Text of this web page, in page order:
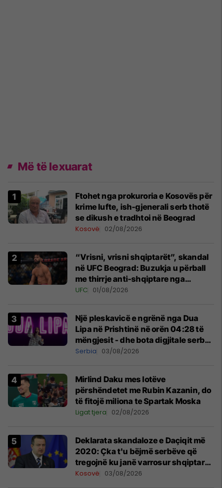
Më të lexuarat
Ftohet nga prokuroria e Kosovës për
krime lufte, ish-gjenerali serb thotë
se dikush e tradhtoi në Beograd
Kosovë 02/08/2026
“Vrisni, vrisni shqiptarët”, skandal
në UFC Beograd: Buzukja u përball
me thirrje anti-shqiptare nga
tribunat
UFC 01/08/2026
Një pleskavicë e ngrënë nga Dua
Lipa në Prishtinë në orën 04:28 të
mëngjesit - dhe bota digjitale serbe
shpall gjendjen e luftës
Serbia 03/08/2026
Mirlind Daku mes lotëve
përshëndetet me Rubin Kazanin, do
të fitojë miliona te Spartak Moska
Ligat tjera 02/08/2026
​Deklarata skandaloze e Daçiqit më
2020: Çka t'u bëjmë serbëve që
tregojnë ku janë varrosur shqiptarët
në Serbi
Kosovë 03/08/2026